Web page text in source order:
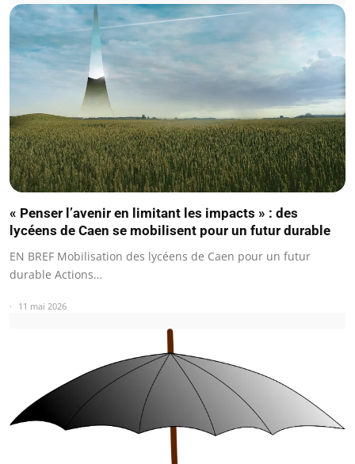
« Penser l’avenir en limitant les impacts » : des
lycéens de Caen se mobilisent pour un futur durable
EN BREF Mobilisation des lycéens de Caen pour un futur
durable Actions…
11 mai 2026